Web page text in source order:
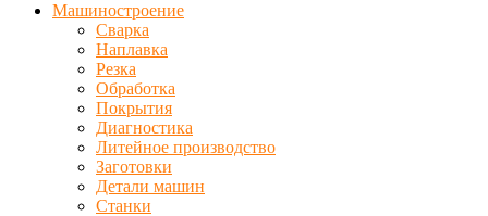
Машиностроение
Сварка
Наплавка
Резка
Обработка
Покрытия
Диагностика
Литейное производство
Заготовки
Детали машин
Станки